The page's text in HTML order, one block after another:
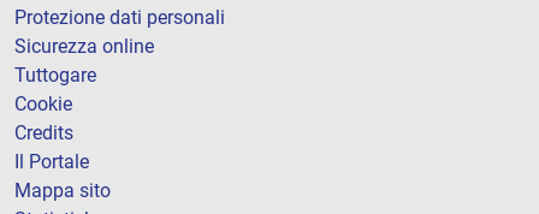
Protezione dati personali
Sicurezza online
Tuttogare
Cookie
Credits
Il Portale
Mappa sito